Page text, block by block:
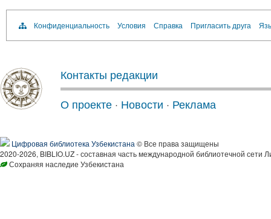
Конфиденциальность Условия Справка Пригласить друга
Контакты редакции
О проекте · Новости · Реклама
Цифровая библиотека Узбекистана © Все права защищены
2020-2026, BIBLIO.UZ - составная часть международной библиотечной сети
Сохраняя наследие Узбекистана